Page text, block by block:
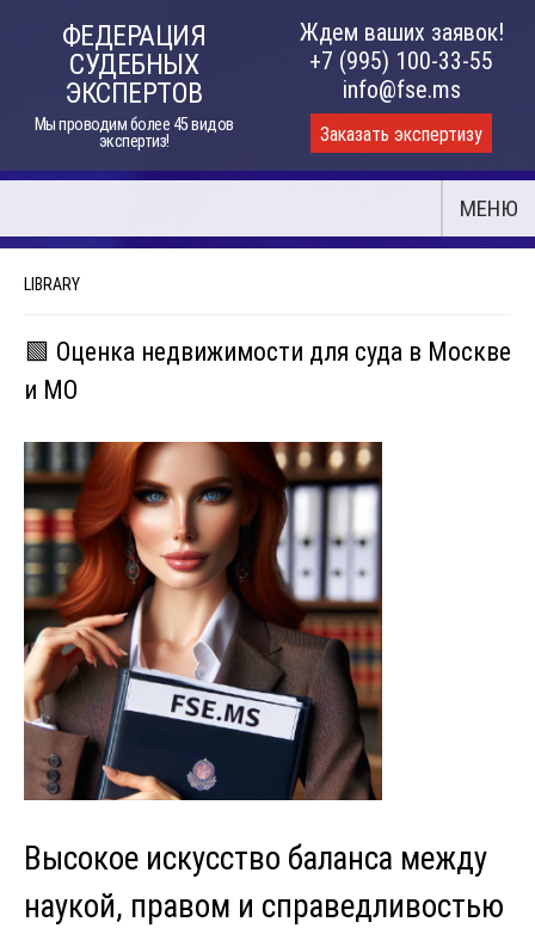
ФЕДЕРАЦИЯ
СУДЕБНЫХ
ЭКСПЕРТОВ
Мы проводим более 45 видов
экспертиз!
Ждем ваших заявок!
+7 (995) 100-33-55
info@fse.ms
Заказать экспертизу
МЕНЮ
LIBRARY
🟩 Оценка недвижимости для суда в Москве
и МО
Высокое искусство баланса между
наукой, правом и справедливостью